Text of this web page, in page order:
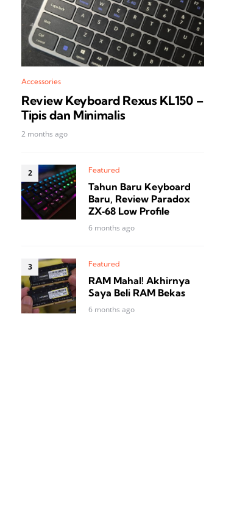
Accessories
Review Keyboard Rexus KL150 –
Tipis dan Minimalis
2 months ago
Featured
Tahun Baru Keyboard
Baru, Review Paradox
ZX‑68 Low Profile
6 months ago
Featured
RAM Mahal! Akhirnya
Saya Beli RAM Bekas
6 months ago